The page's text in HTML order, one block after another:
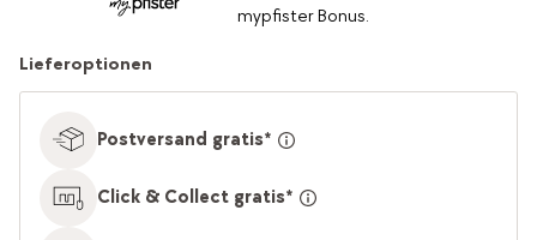
mypfister Bonus.
Lieferoptionen
Postversand gratis*
Click & Collect gratis*